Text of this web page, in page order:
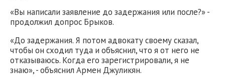
«Вы написали заявление до задержания или после?» -
продолжил допрос Брыков.
«До задержания. Я потом адвокату своему сказал,
чтобы он сходил туда и объяснил, что я от него не
отказываюсь. Когда его зарегистрировали, я не
знаю», - объяснил Армен Джуликян.